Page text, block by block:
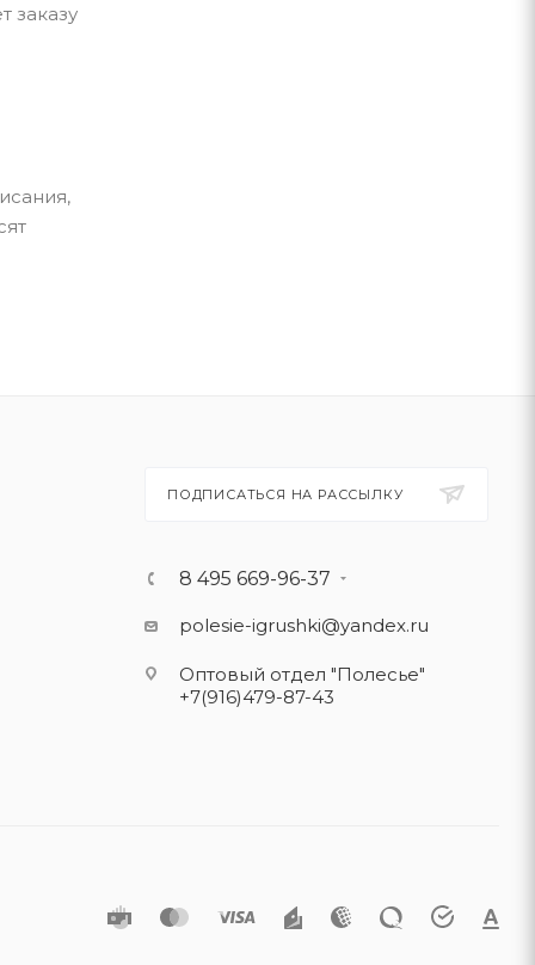
заказу
ПОДПИСАТЬСЯ НА РАССЫЛКУ
8 495 669-96-37
polesie-igrushki@yandex.ru
Оптовый отдел "Полесье"
+7(916)479-87-43